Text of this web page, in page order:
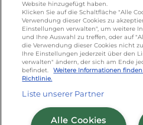
Omira
(0)751 887
Cookie Richtlinie
Website hinzugefügt haben.
Klicken Sie auf die Schaltfläche "Alle
Verwendung dieser Cookies zu
Einstellungen verwalten", um weitere
und Ihre Auswahl zu treffen, oder auf
die Verwendung dieser Cookies nicht
Ihre Einstellungen jederzeit über den
verwalten" ändern, der sich am Ende
befindet.
Weitere Informationen
Richtlinie.
Liste unserer Partner
Alle Cookies